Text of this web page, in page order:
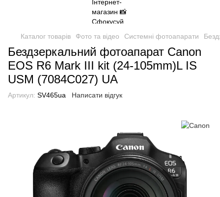
Каталог товарів Фото та відео Системні фотоапарати
Бездзеркальний фотоапарат Canon
EOS R6 Mark III kit (24-105mm)L IS
USM (7084C027) UA
Артикул: SV465ua Написати відгук